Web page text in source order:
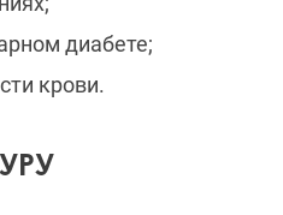
диабете;
крови.